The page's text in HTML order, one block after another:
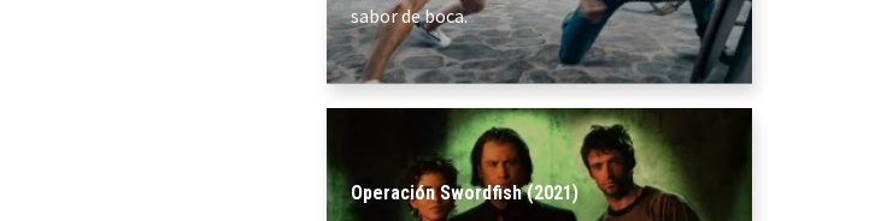
sabor de boca.
Operación Swordfish (2021)